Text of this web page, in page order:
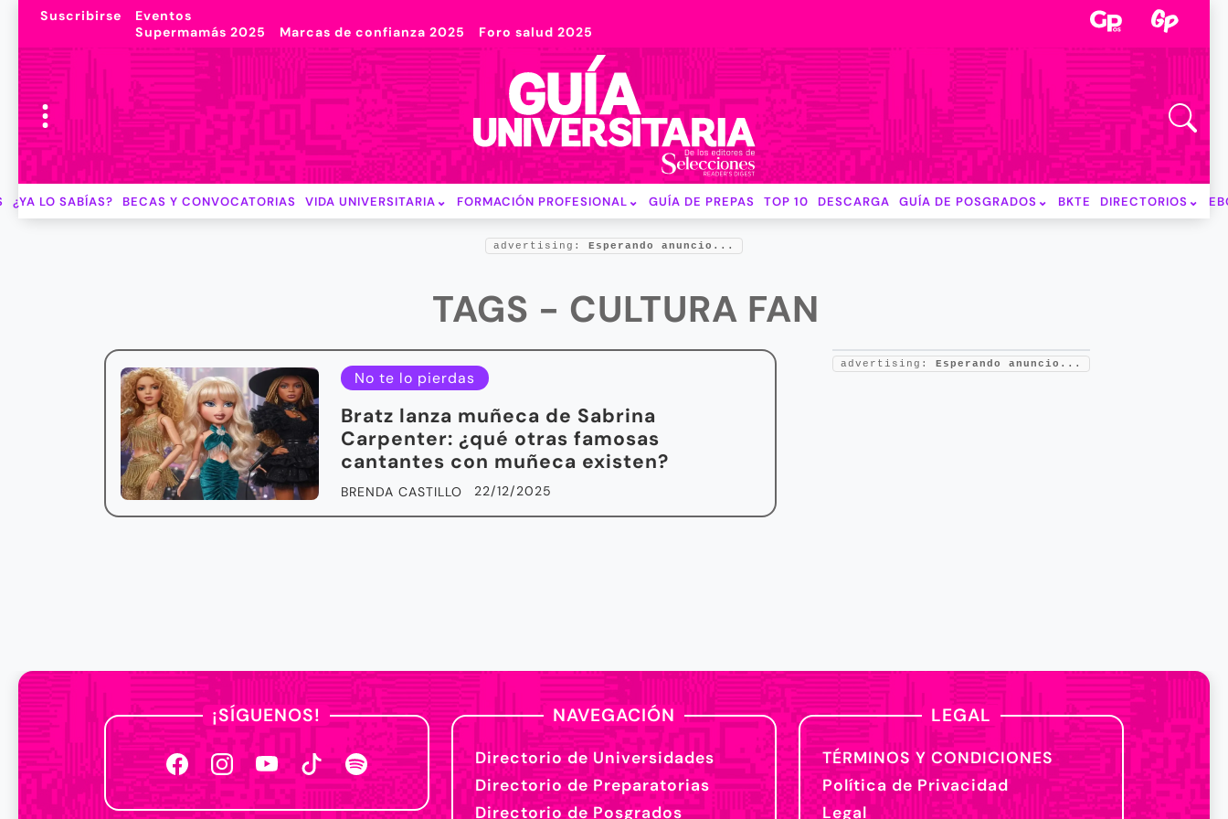
Suscribirse
Eventos
Supermamás 2025
Marcas de confianza 2025 Foro salud 2025
¿YA LO SABÍAS? BECAS Y CONVOCATORIAS VIDA UNIVERSITARIA FORMACIÓN PROFESIONAL GUÍA DE PREPAS TOP 10 DESCARGA GUÍA DE POSGRADOS BKTE DIRECTORIOS
advertising: Esperando anuncio...
TAGS - CULTURA FAN
No te lo pierdas
Bratz lanza muñeca de Sabrina
Carpenter: ¿qué otras famosas
cantantes con muñeca existen?
BRENDA CASTILLO 22/12/2025
advertising: Esperando anuncio...
¡SÍGUENOS! NAVEGACIÓN
Directorio de Universidades
Directorio de Preparatorias
Directorio de Posgrados
LEGAL
TÉRMINOS Y CONDICIONES
Política de Privacidad
Legal